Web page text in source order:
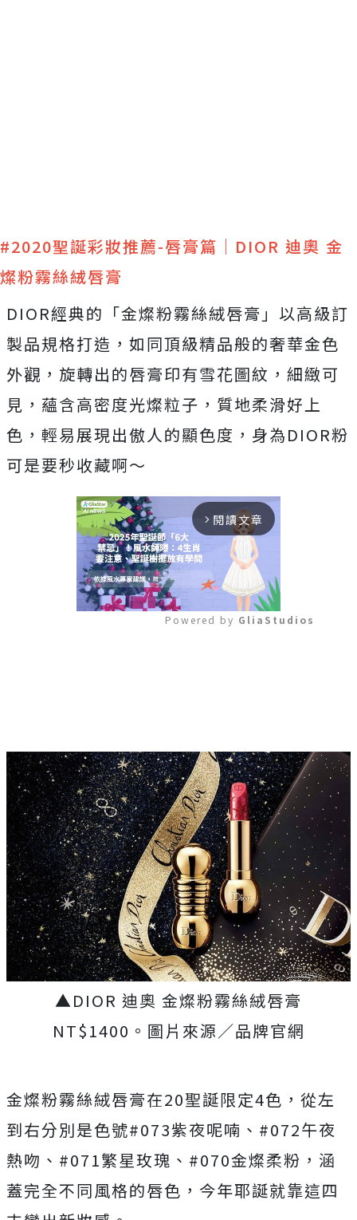
#2020聖誕彩妝推薦-唇膏篇｜DIOR 迪奧 金
燦粉霧絲絨唇膏
DIOR經典的「金燦粉霧絲絨唇膏」以高級訂
製品規格打造，如同頂級精品般的奢華金色
外觀，旋轉出的唇膏印有雪花圖紋，細緻可
見，蘊含高密度光燦粒子，質地柔滑好上
色，輕易展現出傲人的顯色度，身為DIOR粉
可是要秒收藏啊～
arrow_forward_ios 閱讀文章
Powered by GliaStudios
▲DIOR 迪奧 金燦粉霧絲絨唇膏
NT$1400。圖片來源／品牌官網
金燦粉霧絲絨唇膏在20聖誕限定4色，從左
到右分別是色號#073紫夜呢喃、#072午夜
熱吻、#071繁星玫瑰、#070金燦柔粉，涵
蓋完全不同風格的唇色，今年耶誕就靠這四